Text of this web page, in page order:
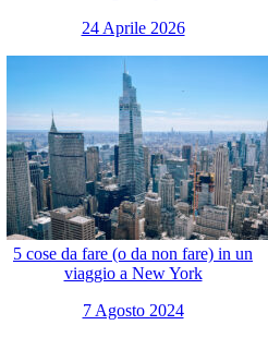
24 Aprile 2026
5 cose da fare (o da non fare) in un
viaggio a New York
7 Agosto 2024